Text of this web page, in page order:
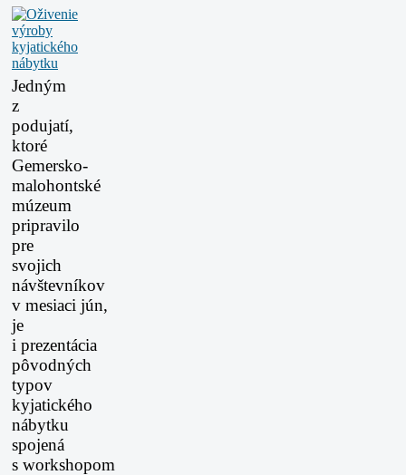
Jedným
z
podujatí,
ktoré
Gemersko-
malohontské
múzeum
pripravilo
pre
svojich
návštevníkov
v mesiaci jún,
je
i prezentácia
pôvodných
typov
kyjatického
nábytku
spojená
s workshopom